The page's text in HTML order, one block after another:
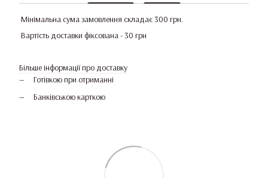
Мінімальна сума замовлення складає 300 грн.
Вартість доставки фіксована - 30 грн
Більше інформації про доставку
Готівкою при отриманні
Банківською карткою